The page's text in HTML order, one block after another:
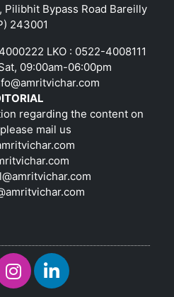
Pilibhit Bypass Road Bareilly
243001
LKO : 0522-4008111
09:00am-06:00pm
regarding the content on
mail us